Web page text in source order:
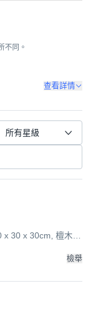
不同。
查看詳情
所有星級
x 30 x 30cm, 檀木
檢舉